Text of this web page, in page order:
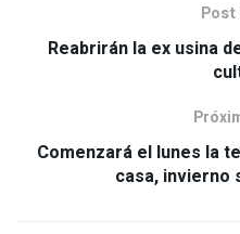
Post
Reabrirán la ex usina
Comenzará el lunes la
casa, invierno